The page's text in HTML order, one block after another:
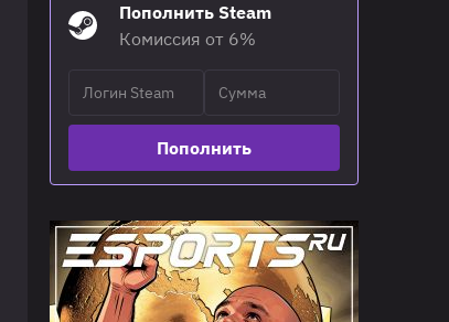
Пополнить Steam
Комиссия от 6%
Пополнить